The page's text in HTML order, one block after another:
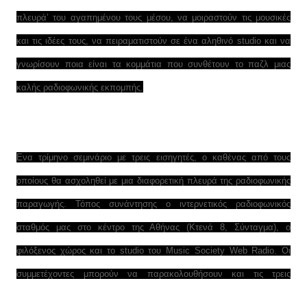
πλευρά’ του αγαπημένου τους μέσου, να μοιραστούν τις μουσικές
και τις ιδέες τους, να πειραματιστούν σε ένα αληθινό studio και να
γνωρίσουν ποια είναι τα κομμάτια που συνθέτουν το παζλ μιας
καλής ραδιοφωνικής εκπομπής.
Ενα τρίμηνο σεμινάριο με τρεις εισηγητές, ο καθένας από τους
οποίους θα ασχοληθεί με μια διαφορετική πλευρά της ραδιοφωνικής
παραγωγής. Τόπος συνάντησης ο ιντερνετικός ραδιοφωνικός
σταθμός μας στο κέντρο της Αθήνας (Κτενά 8, Σύνταγμα), ο
φιλόξενος χώρος και το studio του Music Society Web Radio. Οι
συμμετέχοντες μπορούν να παρακολουθήσουν και τις τρεις